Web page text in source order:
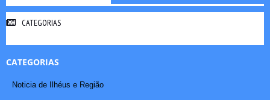
CATEGORIAS
CATEGORIAS
Noticia de Ilhéus e Região